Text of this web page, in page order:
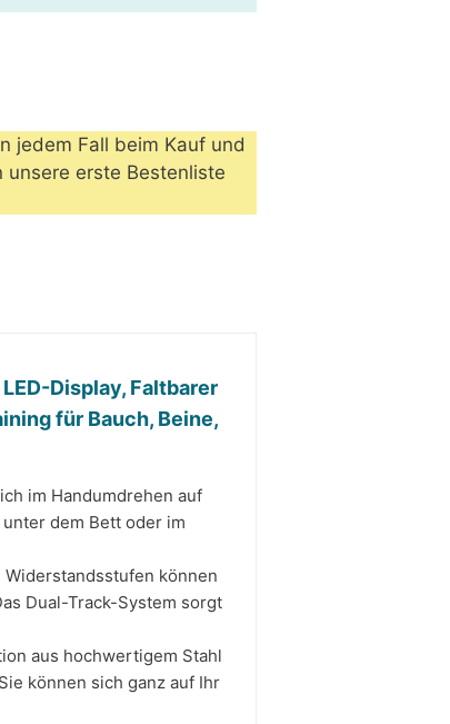
jedem Fall beim Kauf und
erste Bestenliste
Display, Faltbarer
für Bauch, Beine,
im Handumdrehen auf
dem Bett oder im
können
Dual-Track-System sorgt
aus hochwertigem Stahl
können sich ganz auf Ihr